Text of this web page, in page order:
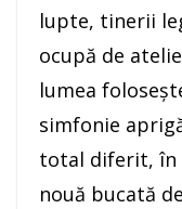
lupte, tinerii
ocupă de
lumea
simfonie
total diferit, în
nouă bucată